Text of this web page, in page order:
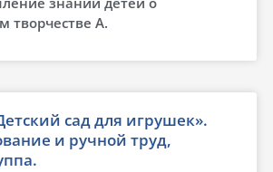
творчестве А.
сад для игрушек».
и ручной труд,